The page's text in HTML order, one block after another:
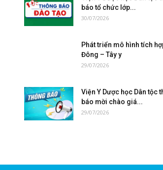
báo tổ chức lớp...
30/07/2026
Phát triển mô hình tích
Đông – Tây y
29/07/2026
Viện Y Dược học Dân tộc
báo mời chào giá...
29/07/2026